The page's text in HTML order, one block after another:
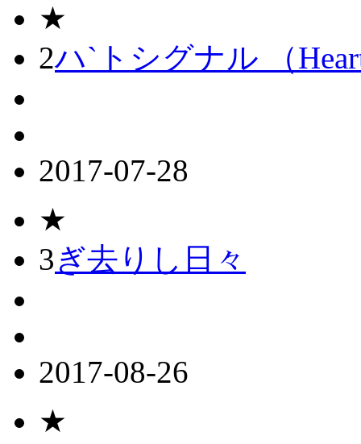
★
2ハ`トシグナル （
2017-07-28
★
3ぎ去りし日々
2017-08-26
★